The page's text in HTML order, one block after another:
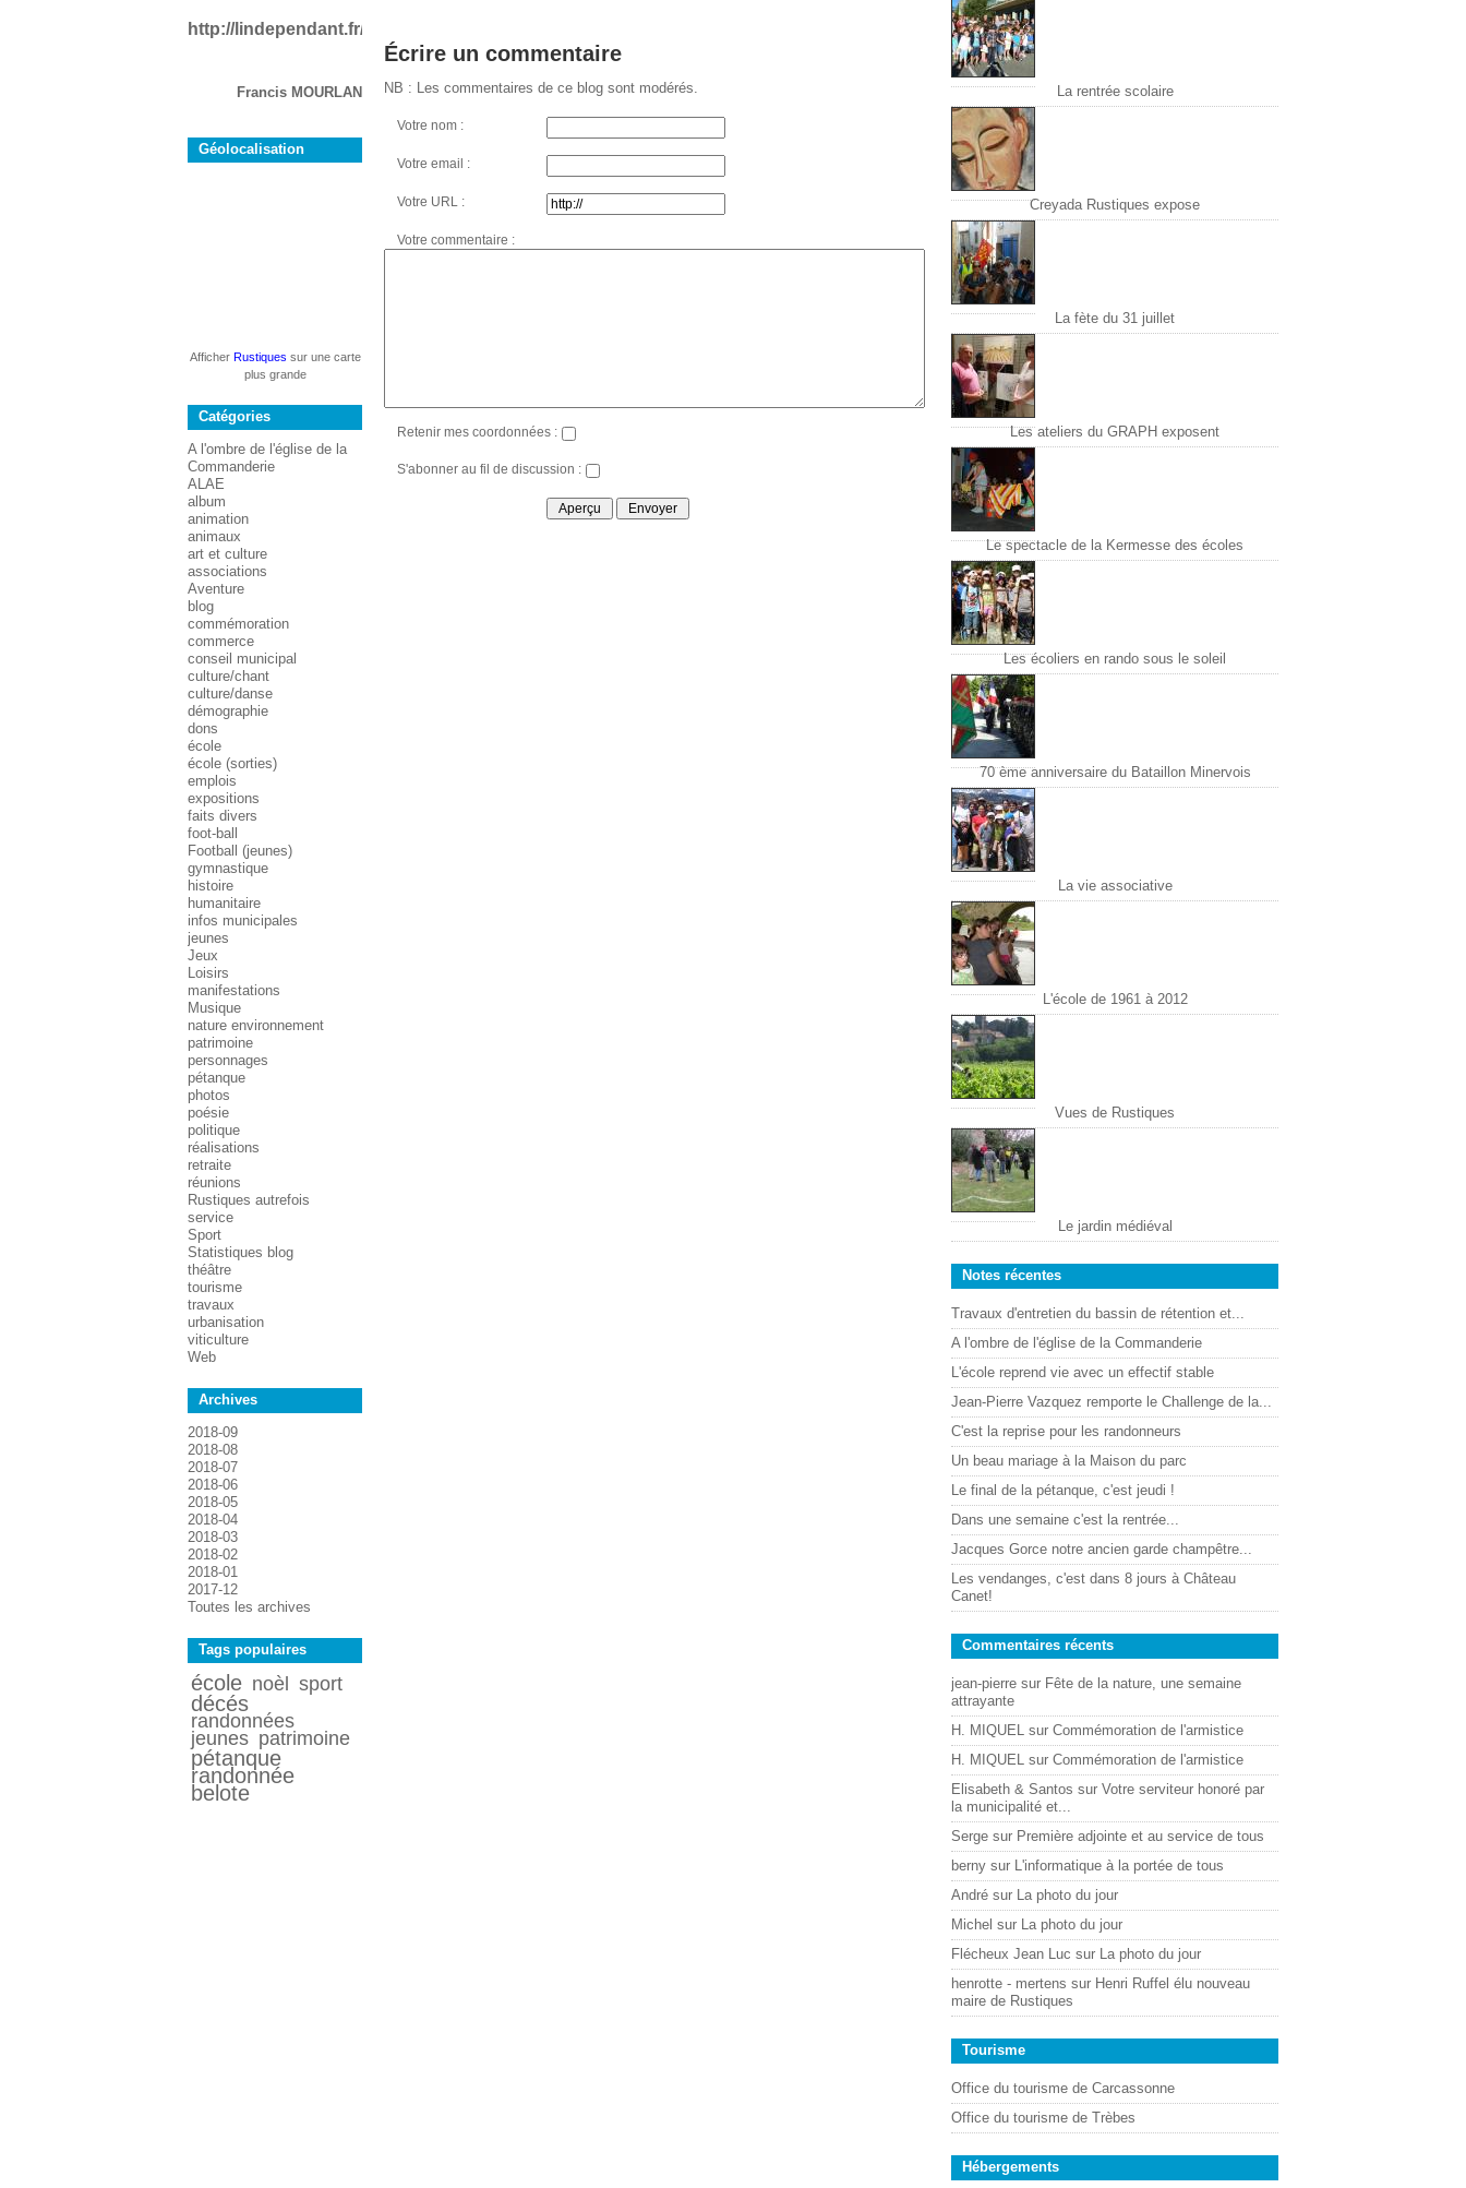
http://lindependant.fr/aude/rustiques
Francis MOURLAN
Géolocalisation
Afficher Rustiques sur une carte
plus grande
Catégories
A l'ombre de l'église de la
Commanderie
ALAE
album
animation
animaux
art et culture
associations
Aventure
blog
commémoration
commerce
conseil municipal
culture/chant
culture/danse
démographie
dons
école
école (sorties)
emplois
expositions
faits divers
foot-ball
Football (jeunes)
gymnastique
histoire
humanitaire
infos municipales
jeunes
Jeux
Loisirs
manifestations
Musique
nature environnement
patrimoine
personnages
pétanque
photos
poésie
politique
réalisations
retraite
réunions
Rustiques autrefois
service
Sport
Statistiques blog
théâtre
tourisme
travaux
urbanisation
viticulture
Web
Archives
2018-09
2018-08
2018-07
2018-06
2018-05
2018-04
2018-03
2018-02
2018-01
2017-12
Toutes les archives
Tags populaires
école noèl sport
décés
randonnées
jeunes patrimoine
pétanque
randonnée
belote
La rentrée scolaire
Creyada Rustiques expose
La fète du 31 juillet
Les ateliers du GRAPH exposent
Le spectacle de la Kermesse des écoles
Les écoliers en rando sous le soleil
70 ème anniversaire du Bataillon Minervois
La vie associative
L'école de 1961 à 2012
Vues de Rustiques
Le jardin médiéval
Notes récentes
Travaux d'entretien du bassin de rétention et...
A l'ombre de l'église de la Commanderie
L'école reprend vie avec un effectif stable
Jean-Pierre Vazquez remporte le Challenge de la...
C'est la reprise pour les randonneurs
Un beau mariage à la Maison du parc
Le final de la pétanque, c'est jeudi !
Dans une semaine c'est la rentrée...
Jacques Gorce notre ancien garde champêtre...
Les vendanges, c'est dans 8 jours à Château
Canet!
Commentaires récents
jean-pierre sur Fête de la nature, une semaine
attrayante
H. MIQUEL sur Commémoration de l'armistice
H. MIQUEL sur Commémoration de l'armistice
Elisabeth & Santos sur Votre serviteur honoré par
la municipalité et...
Serge sur Première adjointe et au service de tous
berny sur L'informatique à la portée de tous
André sur La photo du jour
Michel sur La photo du jour
Flécheux Jean Luc sur La photo du jour
henrotte - mertens sur Henri Ruffel élu nouveau
maire de Rustiques
Tourisme
Office du tourisme de Carcassonne
Office du tourisme de Trèbes
Hébergements
Écrire un commentaire
NB : Les commentaires de ce blog sont modérés.
Votre nom :
Votre email :
Votre URL :
Votre commentaire :
Retenir mes coordonnées :
S'abonner au fil de discussion :